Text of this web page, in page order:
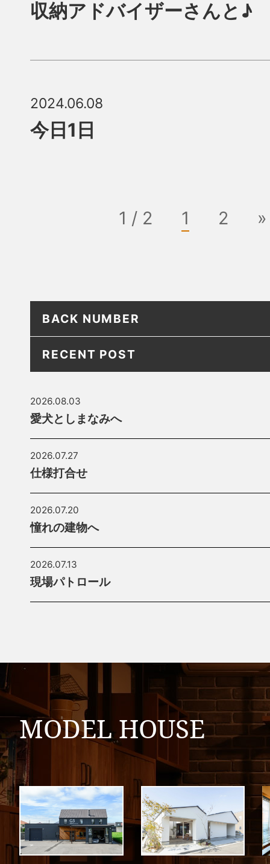
収納アドバイザーさんと♪
2024.06.08
今日1日
1 / 2 1 2 »
BACK NUMBER
RECENT POST
2026.08.03
愛犬としまなみへ
2026.07.27
仕様打合せ
2026.07.20
憧れの建物へ
2026.07.13
現場パトロール
MODEL HOUSE